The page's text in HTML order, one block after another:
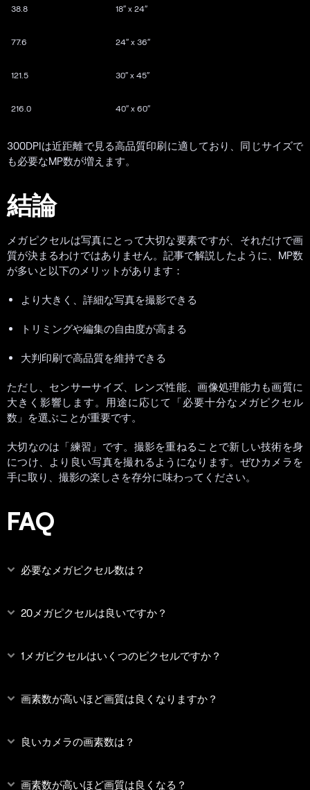
38.8 18″ x 24″
77.6 24″ x 36″
121.5 30″ x 45″
216.0 40″ x 60″
300DPIは近距離で見る高品質印刷に適しており、同じサイズで
も必要なMP数が増えます。
結論
メガピクセルは写真にとって大切な要素ですが、それだけで画
質が決まるわけではありません。記事で解説したように、MP数
が多いと以下のメリットがあります：
より大きく、詳細な写真を撮影できる
トリミングや編集の自由度が高まる
大判印刷で高品質を維持できる
ただし、センサーサイズ、レンズ性能、画像処理能力も画質に
大きく影響します。用途に応じて「必要十分なメガピクセル
数」を選ぶことが重要です。
大切なのは「練習」です。撮影を重ねることで新しい技術を身
につけ、より良い写真を撮れるようになります。ぜひカメラを
手に取り、撮影の楽しさを存分に味わってください。
FAQ
必要なメガピクセル数は？
20メガピクセルは良いですか？
1メガピクセルはいくつのピクセルですか？
画素数が高いほど画質は良くなりますか？
良いカメラの画素数は？
画素数が高いほど画質は良くなる？